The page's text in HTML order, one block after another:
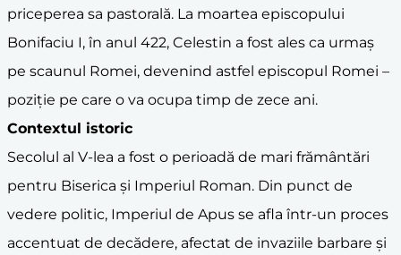
priceperea sa pastorală. La moartea episcopului
Bonifaciu I, în anul 422, Celestin a fost ales ca urmaș
pe scaunul Romei, devenind astfel episcopul Romei –
poziție pe care o va ocupa timp de zece ani.
Contextul istoric
Secolul al V-lea a fost o perioadă de mari frământări
pentru Biserica și Imperiul Roman. Din punct de
vedere politic, Imperiul de Apus se afla într-un proces
accentuat de decădere, afectat de invaziile barbare și